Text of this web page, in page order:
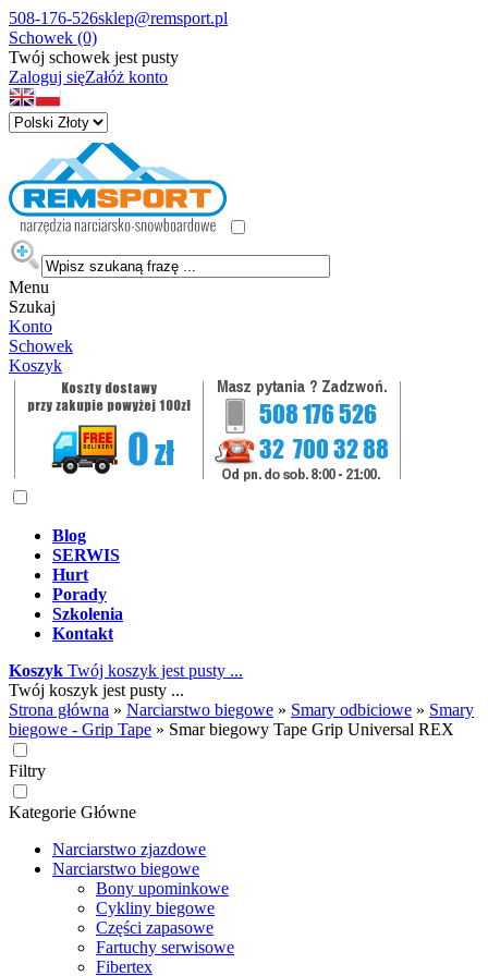
508-176-526sklep@remsport.pl
Schowek (0)
Twój schowek jest pusty
Zaloguj sięZałóż konto
Menu
Szukaj
Konto
Schowek
Koszyk
Blog
SERWIS
Hurt
Porady
Szkolenia
Kontakt
Koszyk Twój koszyk jest pusty ...
Twój koszyk jest pusty ...
Strona główna » Narciarstwo biegowe » Smary odbiciowe » Smary
biegowe - Grip Tape » Smar biegowy Tape Grip Universal REX
Filtry
Kategorie Główne
Narciarstwo zjazdowe
Narciarstwo biegowe
Bony upominkowe
Cykliny biegowe
Części zapasowe
Fartuchy serwisowe
Fibertex